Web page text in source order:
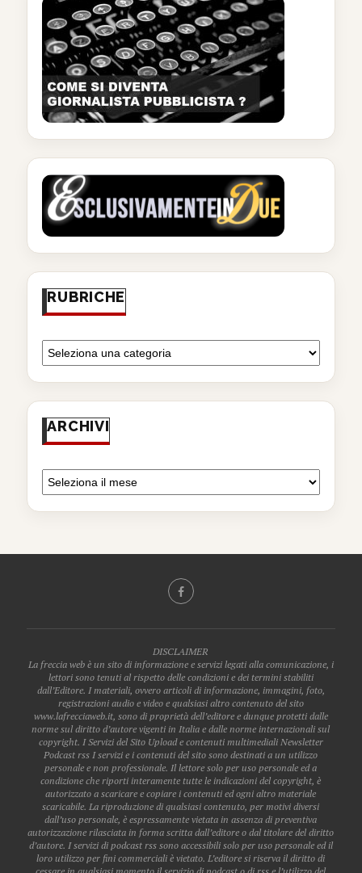
RUBRICHE
ARCHIVI
DISCLAIMER
La freccia web è un sito di informazione e servizi legati alla comunicazione, i
lettori sono tenuti al rispetto delle condizioni e dei termini stabiliti
dall’Editore. I materiali, ovvero articoli di informazione, immagini, foto,
registrazioni audio e video e qualsiasi altro contenuto del sito
www.lafrecciaweb.it, sono di proprietà dell’editore e dunque protetti dalle
norme sul diritto d’autore vigenti in Italia e dalle norme internazionali sul
copyright. I Servizi del Sito Upload e contenuti multimediali Newsletter
Podcast rss I servizi e i contenuti del sito sono destinati a un utilizzo
personale e non professionale. Il lettore solo per uso personale ed a
condizione che riporti interamente tutte le indicazioni del copyright, è
autorizzato a scaricare e copiare i contenuti ed ogni altro materiale
scaricabile. La riproduzione di qualsiasi contenuto, per motivi diversi
dall’uso personale, è espressamente vietata in assenza di preventiva
autorizzazione rilasciata in forma scritta dall’editore o dal titolare del diritto
d’autore. I servizi di podcast rss sono accessibili solo per uso personale ed il
loro utilizzo per fini commerciali è vietato. L’editore si riserva il diritto di